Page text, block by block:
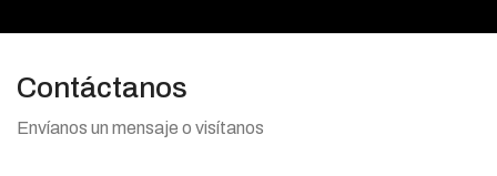
Contáctanos
Envíanos un mensaje o visítanos